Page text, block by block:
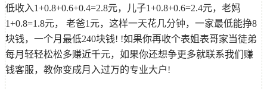
低收入1+0.8+0.6+0.4=2.8元，儿子1+0.8+0.6=2.4元，老妈
1+0.8=1.8元， 老爸1元，这样一天花几分钟，一家最低能挣8
块钱，一个月最低240块钱! !如果你再收个表姐表哥家当徒弟
每月轻轻松松多赚近千元，如果你还想争更多就联系我们赚
钱客服，教你变成月入过万的专业大户!